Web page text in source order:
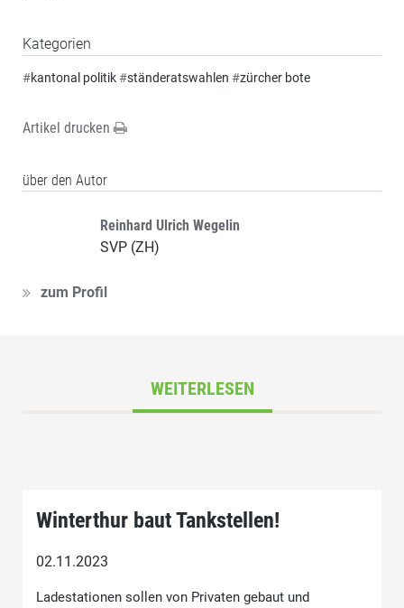
Kategorien
#kantonal politik#ständeratswahlen #zürcher bote
Artikel drucken
über den Autor
Reinhard Ulrich Wegelin
SVP (ZH)
zum Profil
WEITERLESEN
Winterthur baut Tankstellen!
02.11.2023
Ladestationen sollen von Privaten gebaut und